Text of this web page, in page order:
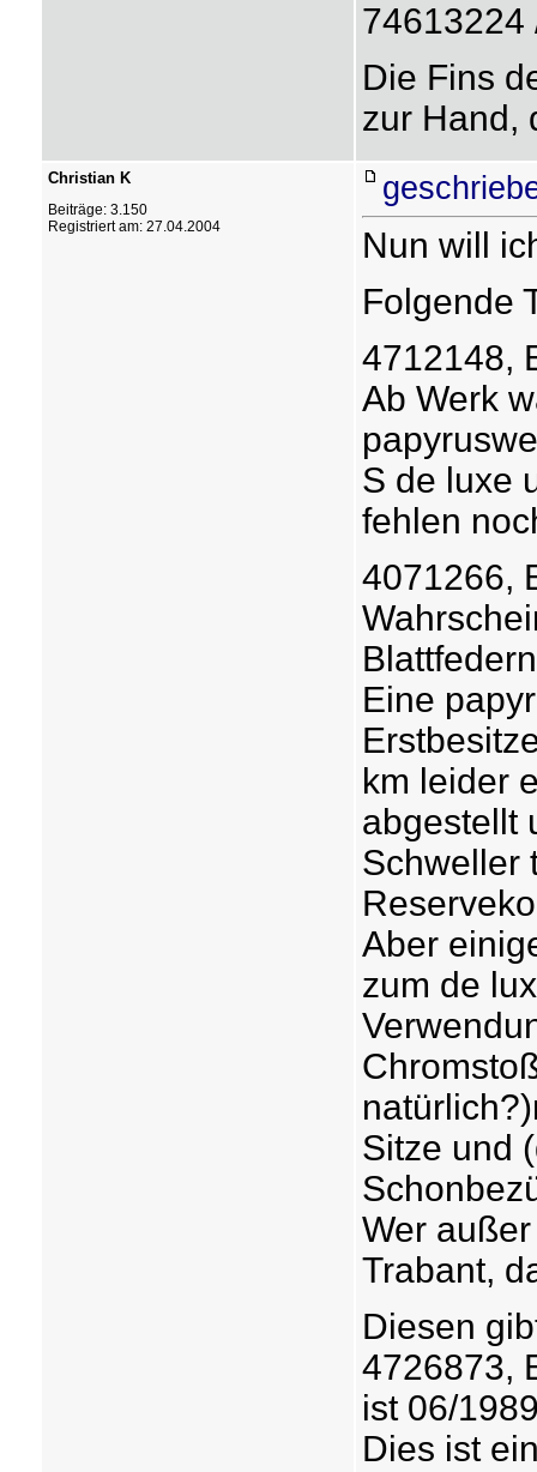
74613224
Die Fins
zur Hand,
Christian K
Beiträge: 3.150
Registriert am: 27.04.2004
Nun will
Folgende
4712148,
Ab Werk
S de luxe
fehlen
4071266,
Eine
km leider
abgestellt
Schweller
Aber
zum de
Sitze und
Wer
Trabant,
Diesen
4726873,
ist 06/
Dies ist